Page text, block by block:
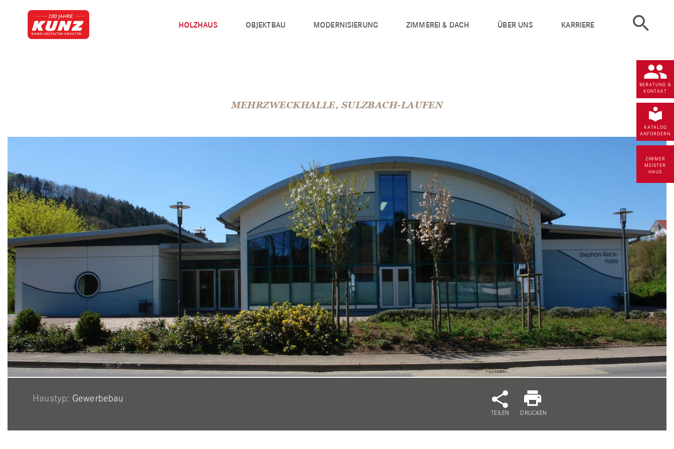
HOLZHAUS OBJEKTBAU MODERNISIERUNG ZIMMEREI & DACH ÜBER UNS KARRIERE
BERATUNG &
KONTAKT
KATALOG
ANFORDERN
ZIMMER
MEISTER
HAUS
MEHRZWECKHALLE, SULZBACH-LAUFEN
Haustyp: Gewerbebau
TEILEN DRUCKEN